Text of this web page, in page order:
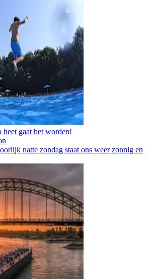
gaat het worden!
natte zondag staat ons weer zonnig en